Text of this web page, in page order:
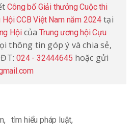
Công bố Giải thưởng Cuộc thi
CCB Việt Nam năm 2024 tại
HộicủaTrung ương hội Cựu
thông tin góp ý và chia sẻ,
024 - 32444645 hoặc gửi
, tìm hiểu pháp luật,